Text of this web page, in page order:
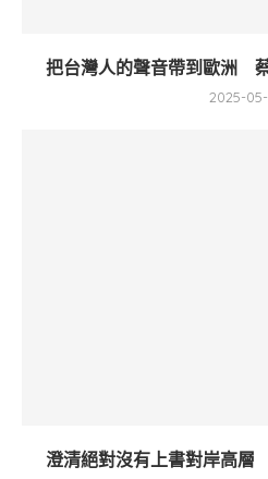
把台灣人的聲音帶到歐洲
2025-05-
澄清絕對沒有上書對岸高